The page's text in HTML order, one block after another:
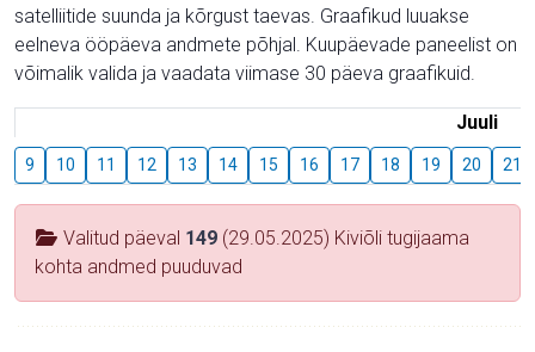
satelliitide suunda ja kõrgust taevas. Graafikud luuakse
eelneva ööpäeva andmete põhjal. Kuupäevade paneelist on
võimalik valida ja vaadata viimase 30 päeva graafikuid.
Juuli
9 10 11 12 13 14 15 16 17 18 19 20 21
Valitud päeval 149 (29.05.2025) Kiviõli tugijaama
kohta andmed puuduvad